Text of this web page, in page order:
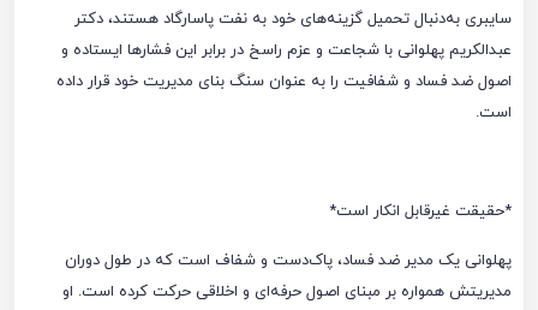
سایبری به‌دنبال تحمیل گزینه‌های خود به نفت پاسارگاد هستند، دکتر
عبدالکریم پهلوانی با شجاعت و عزم راسخ در برابر این فشارها ایستاده و
اصول ضد فساد و شفافیت را به عنوان سنگ بنای مدیریت خود قرار داده
است.
*حقیقت غیرقابل انکار است*
پهلوانی یک مدیر ضد فساد، پاک‌دست و شفاف است که در طول دوران
مدیریتش همواره بر مبنای اصول حرفه‌ای و اخلاقی حرکت کرده است. او